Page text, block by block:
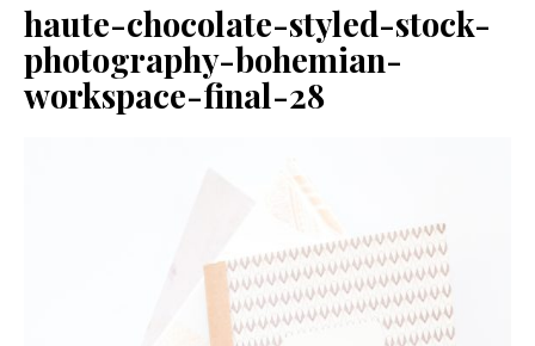
WOR(L)DS
SERVIZI
CONTATTI
haute-chocolate-styled-stock-
photography-bohemian-
workspace-final-28